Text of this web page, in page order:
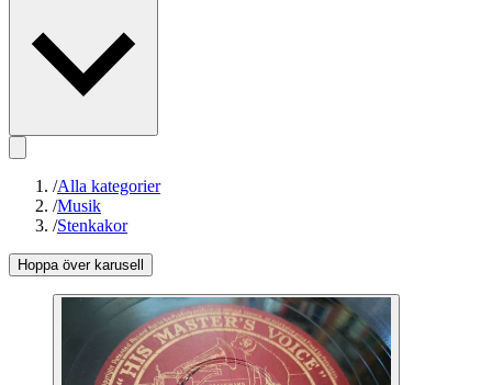
/Alla kategorier
/Musik
/Stenkakor
Hoppa över karusell